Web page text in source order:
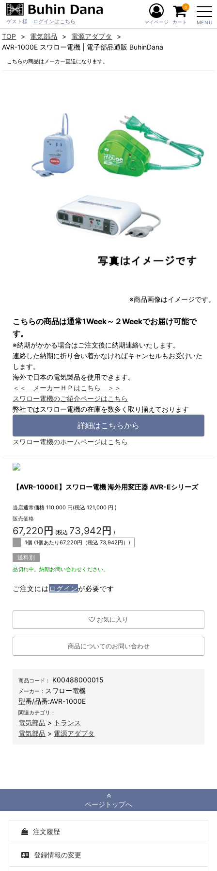
ゲスト様 ログインはこちら MENU
マイページ カート
0
TOP 電気部品
電源アダプタ
AVR-1000E スワロー電機 | 電子部品通販 BuhinDana
こちらの商品はメーカー直送になります。
※商品画像はイメージです。
こちらの商品は通常1Week～２Weekでお届け可能で
す。
※納期がかかる場合はご注文後に納期連絡いたします。
連絡した納期に折り合い着かなければキャンセルもお受けいた
します。
海外で日本の電気製品を使用できます。
＜＜ メーカーＨＰはこちら ＞＞
スワロー電機のご紹介ページはこちら
弊社ではスワロー電機の在庫を数多く取り揃えております
詳細はこちらから
スワロー電機のホームページはこちら
【AVR-1000E】スワロー電機 海外用変圧器 AVR-Eシリーズ
当店通常価格 110,000 円(税込121,000 円 )
販売価格
67,220 円 (税込 73,942 円 )
1個 (1個あたり67,220円（税込73,942円）)
送料別
品切れ中。納期お問い合わせください。
ご注文には ログインが必要です
お気に入り
商品についてのお問い合わせ
商品コード： K00488000015
メーカー： スワロー電機
型番/品番:AVR-1000E
関連カテゴリ：
電気部品 > トランス
電気部品 > 電源アダプタ
ページトップへ
注文履歴
登録情報の変更